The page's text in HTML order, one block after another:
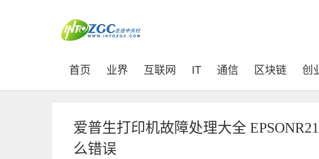
首页 (current)
业界 互联网 IT 通信 区块链 创
爱普生打印机故障处理大全
么错误